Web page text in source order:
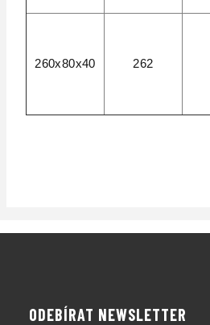
260x80x40 262
ODEBÍRAT NEWSLETTER